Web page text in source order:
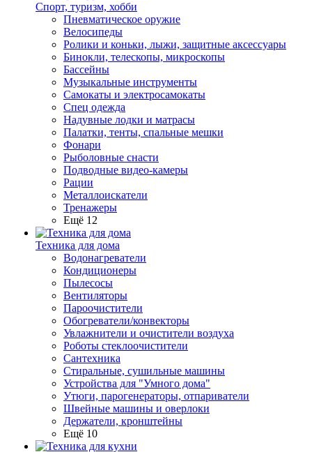
Спорт, туризм, хобби
Пневматическое оружие
Велосипеды
Ролики и коньки, лыжи, защитные аксессуары
Бинокли, телескопы, микроскопы
Бассейны
Музыкальные инструменты
Самокаты и электросамокаты
Спец одежда
Надувные лодки и матрасы
Палатки, тенты, спальные мешки
Фонари
Рыболовные снасти
Подводные видео-камеры
Рации
Металлоискатели
Тренажеры
Ещё 12
Техника для дома
Водонагреватели
Кондиционеры
Пылесосы
Вентиляторы
Пароочистители
Обогреватели/конвекторы
Увлажнители и очистители воздуха
Роботы стеклоочистители
Сантехника
Стиральные, сушильные машины
Устройства для "Умного дома"
Утюги, парогенераторы, отпариватели
Швейные машины и оверлоки
Держатели, кронштейны
Ещё 10